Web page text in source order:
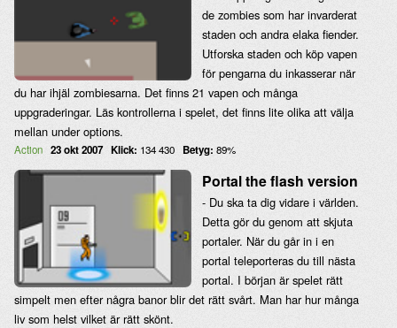
de zombies som har invarderat
staden och andra elaka fiender.
Utforska staden och köp vapen
för pengarna du inkasserar när
du har ihjäl zombiesarna. Det finns 21 vapen och många
uppgraderingar. Läs kontrollerna i spelet, det finns lite olika att välja
mellan under options.
Action 23 okt 2007 Klick: 134 430 Betyg: 89%
Portal the flash version
- Du ska ta dig vidare i världen.
Detta gör du genom att skjuta
portaler. När du går in i en
portal teleporteras du till nästa
portal. I början är spelet rätt
simpelt men efter några banor blir det rätt svårt. Man har hur många
liv som helst vilket är rätt skönt.